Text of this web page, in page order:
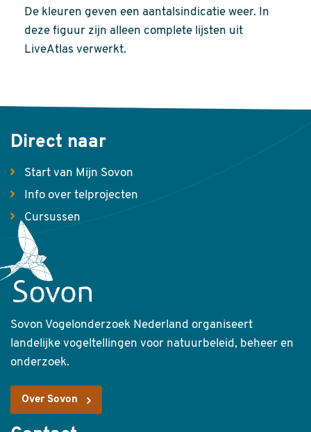
De kleuren geven een aantalsindicatie weer. In
deze figuur zijn alleen complete lijsten uit
LiveAtlas verwerkt.
Direct naar
Start van Mijn Sovon
Info over telprojecten
Cursussen
Sovon Vogelonderzoek Nederland organiseert
landelijke vogeltellingen voor natuurbeleid, beheer en
onderzoek.
Over Sovon